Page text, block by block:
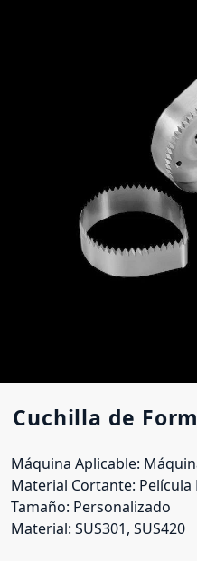
Cuchilla de
Máquina Aplicable:
Material Cortante: Película
Tamaño: Personalizado
Material: SUS301, SUS420